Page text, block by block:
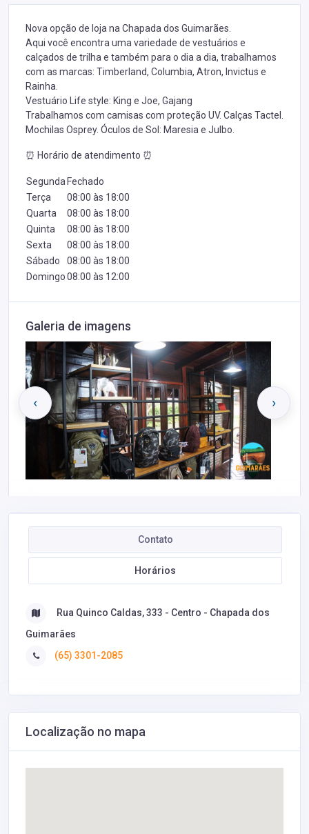
Nova opção de loja na Chapada dos Guimarães.
Aqui você encontra uma variedade de vestuários e
calçados de trilha e também para o dia a dia, trabalhamos
com as marcas: Timberland, Columbia, Atron, Invictus e
Rainha.
Vestuário Life style: King e Joe, Gajang
Trabalhamos com camisas com proteção UV. Calças Tactel.
Mochilas Osprey. Óculos de Sol: Maresia e Julbo.
⏰ Horário de atendimento ⏰
Segunda Fechado
Terça
08:00 às 18:00
Quarta
08:00 às 18:00
Quinta
08:00 às 18:00
Sexta
08:00 às 18:00
Sábado
08:00 às 18:00
Domingo08:00 às 12:00
Galeria de imagens
‹ ›
Contato
Horários
Rua Quinco Caldas, 333 - Centro - Chapada dos
Guimarães
(65) 3301-2085
Localização no mapa